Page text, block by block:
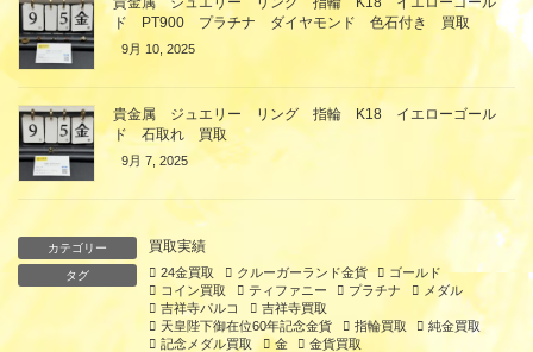
ド PT900 プラチナ ダイヤモンド 色石付き 買取
9月 10, 2025
貴金属 ジュエリー リング 指輪 K18 イエローゴール
ド 石取れ 買取
9月 7, 2025
カテゴリー 買取実績
タグ 24金買取 クルーガーランド金貨
ゴールド
コイン買取
ティファニー プラチナ
メダル
吉祥寺パルコ
吉祥寺買取
天皇陛下御在位60年記念金貨
指輪買取
純金買取
記念メダル買取
金 金貨買取